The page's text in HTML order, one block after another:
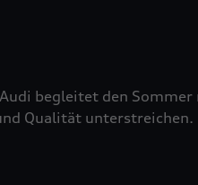
begleitet den
Qualität unterstreichen.